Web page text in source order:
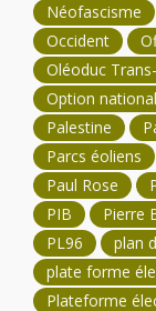
Néofascisme
Occident
Oléoduc
Option
Palestine
Parcs éoliens
Paul Rose
PIB
Pierre
PL96
plan
plate forme
Plateforme